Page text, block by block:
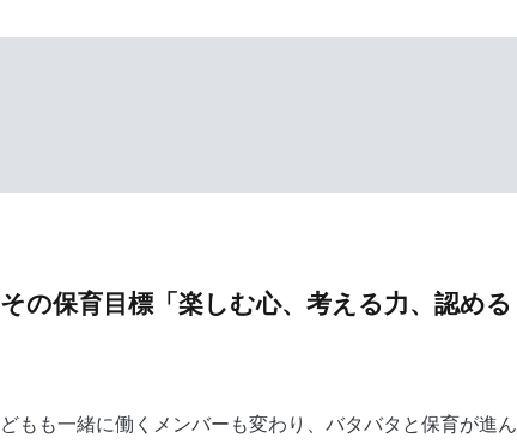
の保育目標「楽しむ心、考える力、認める
もも一緒に働くメンバーも変わり、バタバタと保育が進ん